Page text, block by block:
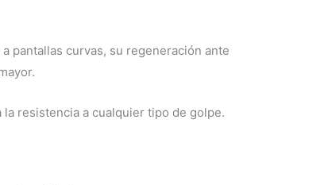
pantallas curvas, su regeneración ante
resistencia a cualquier tipo de golpe.